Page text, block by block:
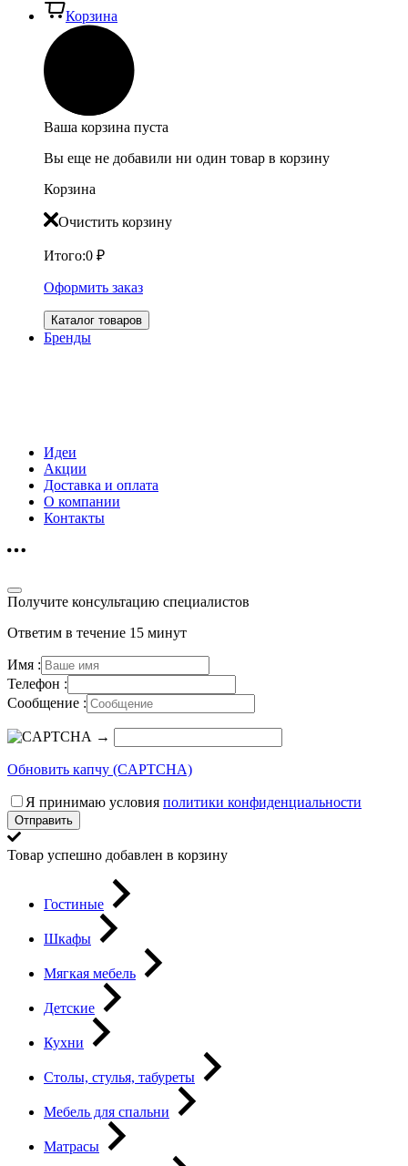
Корзина
Ваша корзина пуста
Вы еще не добавили ни один товар в корзину
Корзина
Очистить корзину
Итого:0 ₽
Оформить заказ
Каталог товаров
Бренды
Идеи
Акции
Доставка и оплата
О компании
Контакты
Получите консультацию специалистов
Ответим в течение 15 минут
Имя :
Телефон :
Сообщение :
→
Обновить капчу (CAPTCHA)
Я принимаю условия политики конфиденциальности
Отправить
Товар успешно добавлен в корзину
Гостиные
Шкафы
Мягкая мебель
Детские
Кухни
Столы, стулья, табуреты
Мебель для спальни
Матрасы